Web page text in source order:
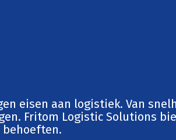
eisen aan logistiek. Van
Fritom Logistic Solutions